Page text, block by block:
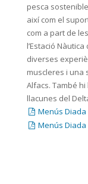
pesca
així com el
com a part de
l’Estació
diverses
muscleres i una
Alfacs. També
llacunes del
Menús Diada
Menús Diada